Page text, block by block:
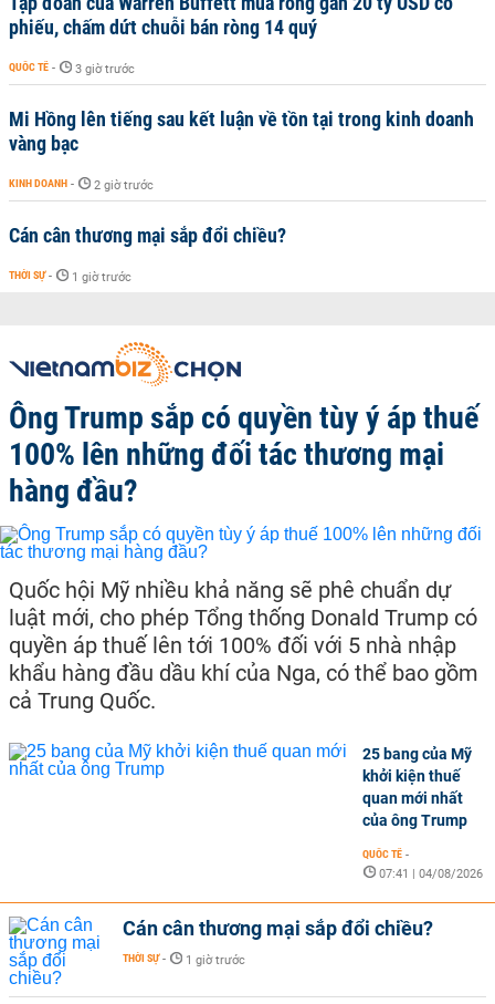
phiếu, chấm dứt chuỗi bán ròng 14 quý
QUỐC TẾ - 3 giờ trước
Mi Hồng lên tiếng sau kết luận về tồn tại trong kinh doanh
vàng bạc
KINH DOANH - 2 giờ trước
Cán cân thương mại sắp đổi chiều?
THỜI SỰ - 1 giờ trước
Ông Trump sắp có quyền tùy ý áp thuế
100% lên những đối tác thương mại
hàng đầu?
Quốc hội Mỹ nhiều khả năng sẽ phê chuẩn dự
luật mới, cho phép Tổng thống Donald Trump có
quyền áp thuế lên tới 100% đối với 5 nhà nhập
khẩu hàng đầu dầu khí của Nga, có thể bao gồm
cả Trung Quốc.
25 bang của Mỹ
khởi kiện thuế
quan mới nhất
của ông Trump
QUỐC TẾ -
07:41 | 04/08/2026
Cán cân thương mại sắp đổi chiều?
THỜI SỰ - 1 giờ trước